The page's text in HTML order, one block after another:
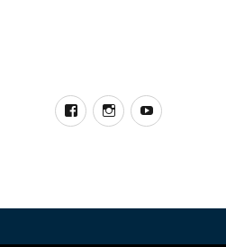
FacebookInstagramYouTube